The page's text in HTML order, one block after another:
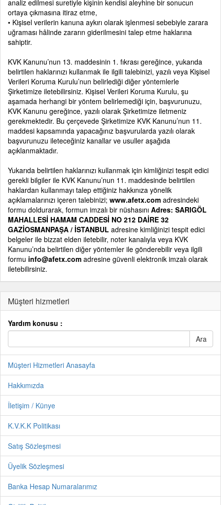
analiz edilmesi suretiyle kişinin kendisi aleyhine bir sonucun
ortaya çıkmasına itiraz etme,
• Kişisel verilerin kanuna aykırı olarak işlenmesi sebebiyle zarara
uğraması hâlinde zararın giderilmesini talep etme haklarına
sahiptir.
KVK Kanunu’nun 13. maddesinin 1. fıkrası gereğince, yukarıda
belirtilen haklarınızı kullanmak ile ilgili talebinizi, yazılı veya Kişisel
Verileri Koruma Kurulu’nun belirlediği diğer yöntemlerle
Şirketimize iletebilirsiniz. Kişisel Verileri Koruma Kurulu, şu
aşamada herhangi bir yöntem belirlemediği için, başvurunuzu,
KVK Kanunu gereğince, yazılı olarak Şirketimize iletmeniz
gerekmektedir. Bu çerçevede Şirketimize KVK Kanunu’nun 11.
maddesi kapsamında yapacağınız başvurularda yazılı olarak
başvurunuzu ileteceğiniz kanallar ve usuller aşağıda
açıklanmaktadır.
Yukarıda belirtilen haklarınızı kullanmak için kimliğinizi tespit edici
gerekli bilgiler ile KVK Kanunu’nun 11. maddesinde belirtilen
haklardan kullanmayı talep ettiğiniz hakkınıza yönelik
açıklamalarınızı içeren talebinizi; www.afetx.com adresindeki
formu doldurarak, formun imzalı bir nüshasını Adres: SARIGÖL
MAHALLESİ HAMAM CADDESİ NO 212 DAİRE 32
GAZİOSMANPAŞA / İSTANBUL adresine kimliğinizi tespit edici
belgeler ile bizzat elden iletebilir, noter kanalıyla veya KVK
Kanunu’nda belirtilen diğer yöntemler ile gönderebilir veya ilgili
formu info@afetx.com adresine güvenli elektronik imzalı olarak
iletebilirsiniz.
Müşteri hizmetleri
Yardım konusu :
Müşteri Hizmetleri Anasayfa
Hakkımızda
İletişim / Künye
K.V.K.K Politikası
Satış Sözleşmesi
Üyelik Sözleşmesi
Banka Hesap Numaralarımız